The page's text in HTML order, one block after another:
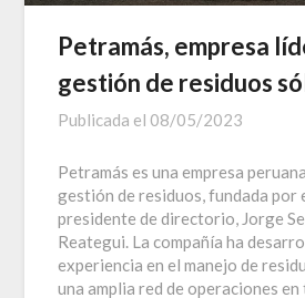
Petramás, empresa
gestión de residuos
Publicada el 08/05/2023
Petramás es una empresa
gestión de residuos, fundada por
presidente de directorio, Jorge
Reategui. La compañía ha
experiencia en el manejo de
una amplia red de operaciones